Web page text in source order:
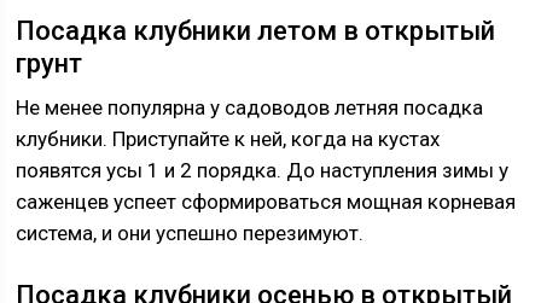
Посадка клубники летом в открытый
грунт
Не менее популярна у садоводов летняя посадка
клубники. Приступайте к ней, когда на кустах
появятся усы 1 и 2 порядка. До наступления зимы у
саженцев успеет сформироваться мощная корневая
система, и они успешно перезимуют.
Посадка клубники осенью в открытый